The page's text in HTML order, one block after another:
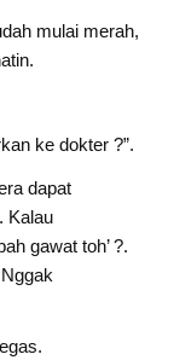
mulai merah,
ke dokter ?”.
dapat
Kalau
gawat toh’ ?.